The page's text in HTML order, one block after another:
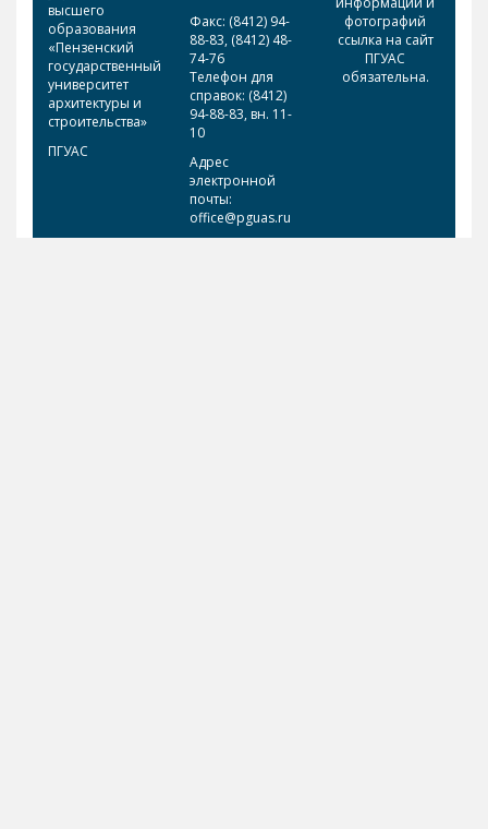
высшего
образования
«Пензенский
государственный
университет
архитектуры и
строительства»
ПГУАС
Факс: (8412) 94-
88-83, (8412) 48-
74-76
Телефон для
справок: (8412)
94-88-83, вн. 11-
10
Адрес
электронной
почты:
office@pguas.ru
фотографий
ссылка на сайт
ПГУАС
обязательна.